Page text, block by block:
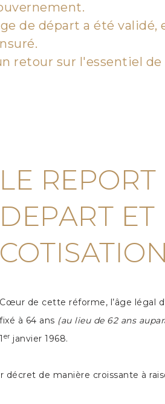
de départ a été validé,
retour sur l'essentiel
LE REPORT
DEPART
COTISATION
Cœur de cette réforme, l’âge légal
fixé à 64 ans (au lieu de 62 ans
1 er janvier 1968.
décret de manière croissante à